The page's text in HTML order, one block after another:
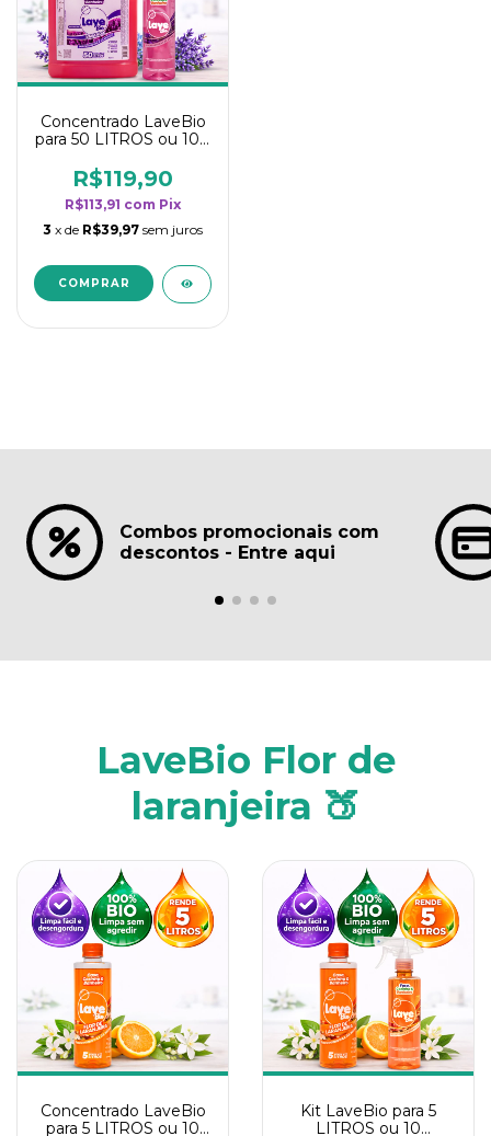
Concentrado LaveBio
para 50 LITROS ou 100
rendimento da
categoria - Lavanda
R$119,90
R$113,91 com Pix
3 x de R$39,97 sem juros
Combos promocionais com
descontos - Entre aqui
LaveBio Flor de
laranjeira 🍑
Concentrado LaveBio
para 5 LITROS ou 10
Kit LaveBio para 5
LITROS ou 10